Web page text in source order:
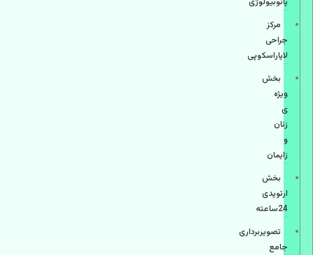
مرکز
جراحی
لاپاراسکوپی
بخش
ویژه
ی
زنان
و
زایمان
بخش
ارتوپدی
24ساعته
تصویربرداری
جامع